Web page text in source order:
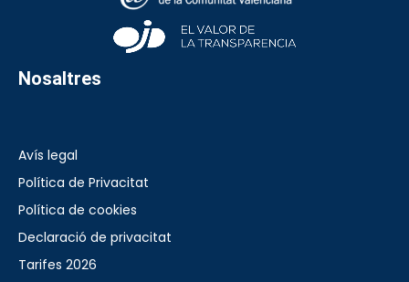
Nosaltres
Avís legal
Política de Privacitat
Política de cookies
Declaració de privacitat
Tarifes 2026